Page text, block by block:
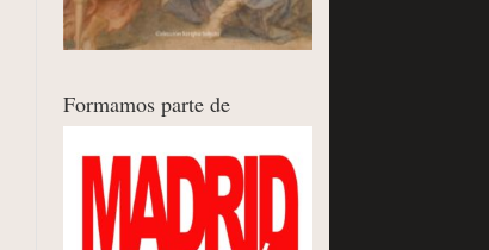
Formamos parte de